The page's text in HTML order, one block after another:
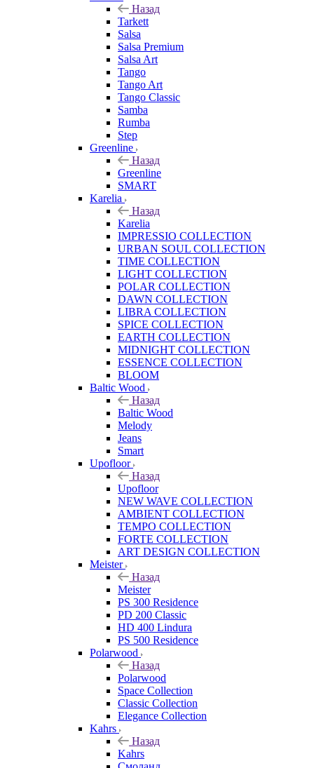
Назад
Tarkett
Salsa
Salsa Premium
Salsa Art
Tango
Tango Art
Tango Classic
Samba
Rumba
Step
Greenline
Назад
Greenline
SMART
Karelia
Назад
Karelia
IMPRESSIO COLLECTION
URBAN SOUL COLLECTION
TIME COLLECTION
LIGHT COLLECTION
POLAR COLLECTION
DAWN COLLECTION
LIBRA COLLECTION
SPICE COLLECTION
EARTH COLLECTION
MIDNIGHT COLLECTION
ESSENCE COLLECTION
BLOOM
Baltic Wood
Назад
Baltic Wood
Melody
Jeans
Smart
Upofloor
Назад
Upofloor
NEW WAVE COLLECTION
AMBIENT COLLECTION
TEMPO COLLECTION
FORTE COLLECTION
ART DESIGN COLLECTION
Meister
Назад
Meister
PS 300 Residence
PD 200 Classic
HD 400 Lindura
PS 500 Residence
Polarwood
Назад
Polarwood
Space Collection
Classic Collection
Elegance Collection
Kahrs
Назад
Kahrs